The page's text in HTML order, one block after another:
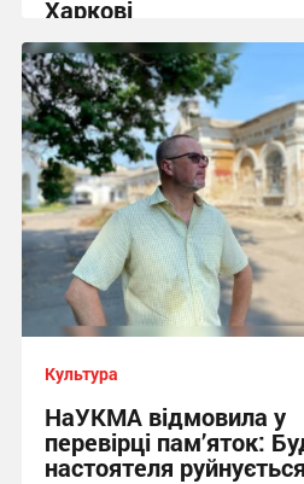
Харкові
22:33, 7.08.2026
Культура
НаУКМА відмовила у
перевірці пам’яток:
настоятеля руйнується